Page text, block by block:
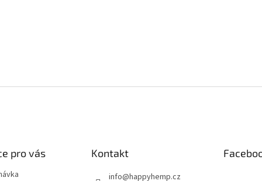
pro vás Kontakt
info@happyhemp.cz